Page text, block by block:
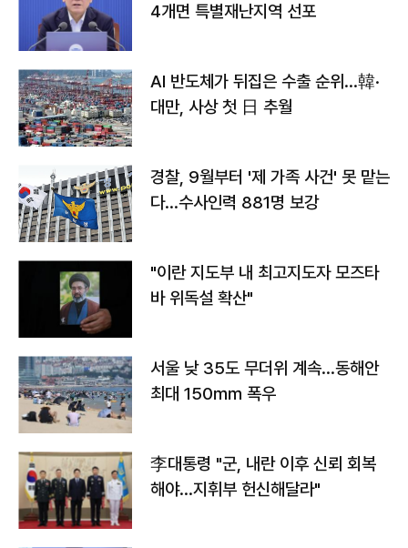
4개면 특별재난지역 선포
AI 반도체가 뒤집은 수출 순위…韓·
대만, 사상 첫 日 추월
경찰, 9월부터 '제 가족 사건' 못 맡는
다…수사인력 881명 보강
"이란 지도부 내 최고지도자 모즈타
바 위독설 확산"
서울 낮 35도 무더위 계속…동해안
최대 150㎜ 폭우
李대통령 "군, 내란 이후 신뢰 회복
해야…지휘부 헌신해달라"